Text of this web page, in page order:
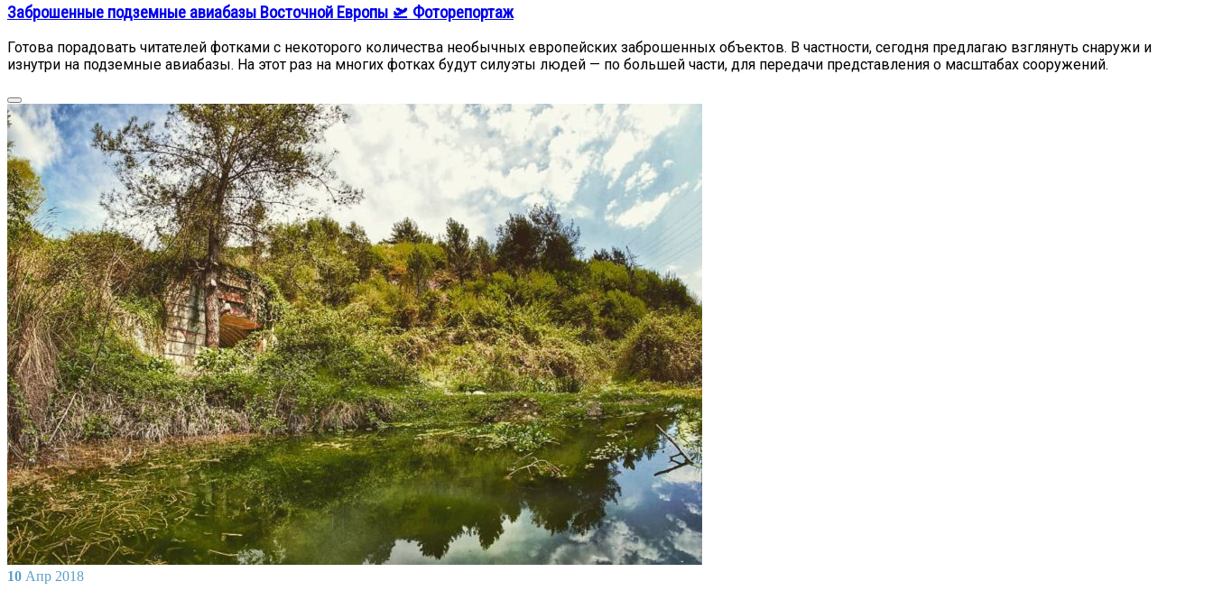
Заброшенные подземные авиабазы Восточной Европы 🛫 Фоторепортаж
Готова порадовать читателей фотками с некоторого количества необычных европейских заброшенных объектов. В частности, сегодня предлагаю взглянуть снаружи и
изнутри на подземные авиабазы. На этот раз на многих фотках будут силуэты людей — по большей части, для передачи представления о масштабах сооружений.
10 Апр 2018